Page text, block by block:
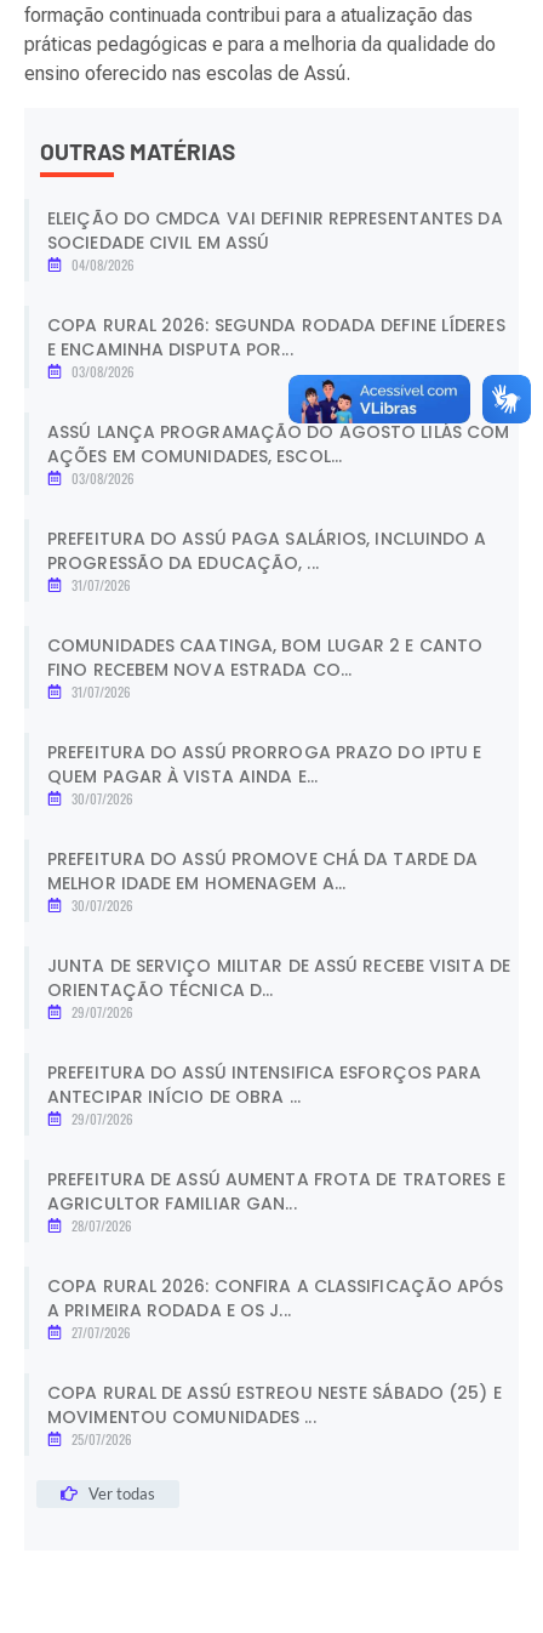
formação continuada contribui para a atualização das
práticas pedagógicas e para a melhoria da qualidade do
ensino oferecido nas escolas de Assú.
OUTRAS MATÉRIAS
ELEIÇÃO DO CMDCA VAI DEFINIR REPRESENTANTES DA
SOCIEDADE CIVIL EM ASSÚ
04/08/2026
COPA RURAL 2026: SEGUNDA RODADA DEFINE LÍDERES
E ENCAMINHA DISPUTA POR...
03/08/2026
ASSÚ LANÇA PROGRAMAÇÃO DO AGOSTO LILÁS COM
AÇÕES EM COMUNIDADES, ESCOL...
03/08/2026
PREFEITURA DO ASSÚ PAGA SALÁRIOS, INCLUINDO A
PROGRESSÃO DA EDUCAÇÃO, ...
31/07/2026
COMUNIDADES CAATINGA, BOM LUGAR 2 E CANTO
FINO RECEBEM NOVA ESTRADA CO...
31/07/2026
PREFEITURA DO ASSÚ PRORROGA PRAZO DO IPTU E
QUEM PAGAR À VISTA AINDA E...
30/07/2026
PREFEITURA DO ASSÚ PROMOVE CHÁ DA TARDE DA
MELHOR IDADE EM HOMENAGEM A...
30/07/2026
JUNTA DE SERVIÇO MILITAR DE ASSÚ RECEBE VISITA DE
ORIENTAÇÃO TÉCNICA D...
29/07/2026
PREFEITURA DO ASSÚ INTENSIFICA ESFORÇOS PARA
ANTECIPAR INÍCIO DE OBRA ...
29/07/2026
PREFEITURA DE ASSÚ AUMENTA FROTA DE TRATORES E
AGRICULTOR FAMILIAR GAN...
28/07/2026
COPA RURAL 2026: CONFIRA A CLASSIFICAÇÃO APÓS
A PRIMEIRA RODADA E OS J...
27/07/2026
COPA RURAL DE ASSÚ ESTREOU NESTE SÁBADO (25) E
MOVIMENTOU COMUNIDADES ...
25/07/2026
Ver todas